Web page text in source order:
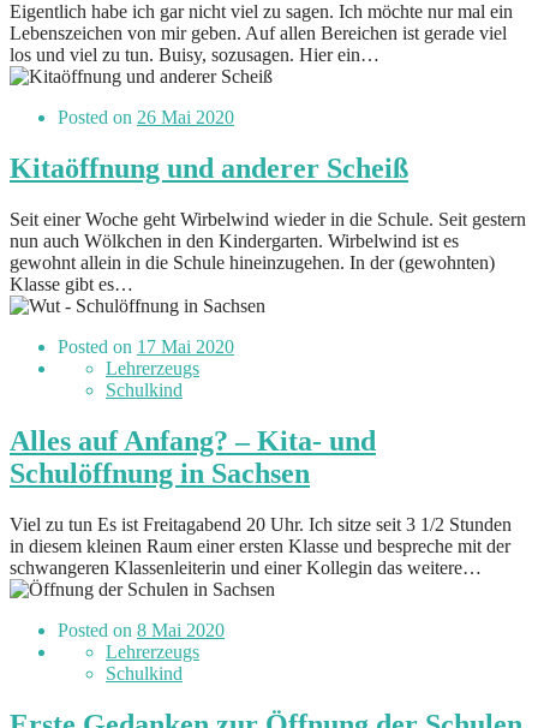
Eigentlich habe ich gar nicht viel zu sagen. Ich möchte nur mal ein
Lebenszeichen von mir geben. Auf allen Bereichen ist gerade viel
los und viel zu tun. Buisy, sozusagen. Hier ein…
Posted on 26 Mai 2020
Kitaöffnung und anderer Scheiß
Seit einer Woche geht Wirbelwind wieder in die Schule. Seit gestern
nun auch Wölkchen in den Kindergarten. Wirbelwind ist es
gewohnt allein in die Schule hineinzugehen. In der (gewohnten)
Klasse gibt es…
Posted on 17 Mai 2020
Lehrerzeugs
Schulkind
Alles auf Anfang? – Kita- und
Schulöffnung in Sachsen
Viel zu tun Es ist Freitagabend 20 Uhr. Ich sitze seit 3 1/2 Stunden
in diesem kleinen Raum einer ersten Klasse und bespreche mit der
schwangeren Klassenleiterin und einer Kollegin das weitere…
Posted on 8 Mai 2020
Lehrerzeugs
Schulkind